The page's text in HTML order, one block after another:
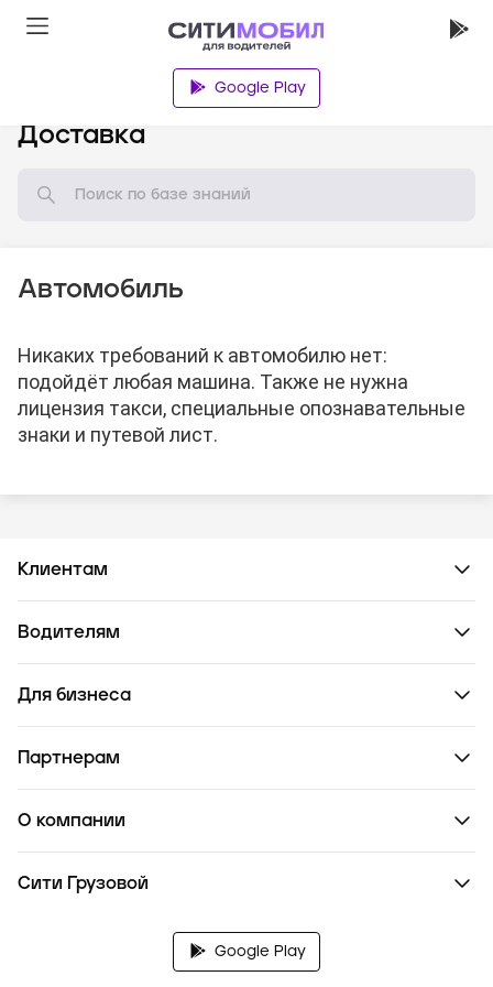
Google Play
Доставка
Автомобиль
Никаких требований к автомобилю нет:
подойдёт любая машина. Также не нужна
лицензия такси, специальные опознавательные
знаки и путевой лист.
Клиентам
Водителям
Для бизнеса
Партнерам
О компании
Сити Грузовой
Google Play